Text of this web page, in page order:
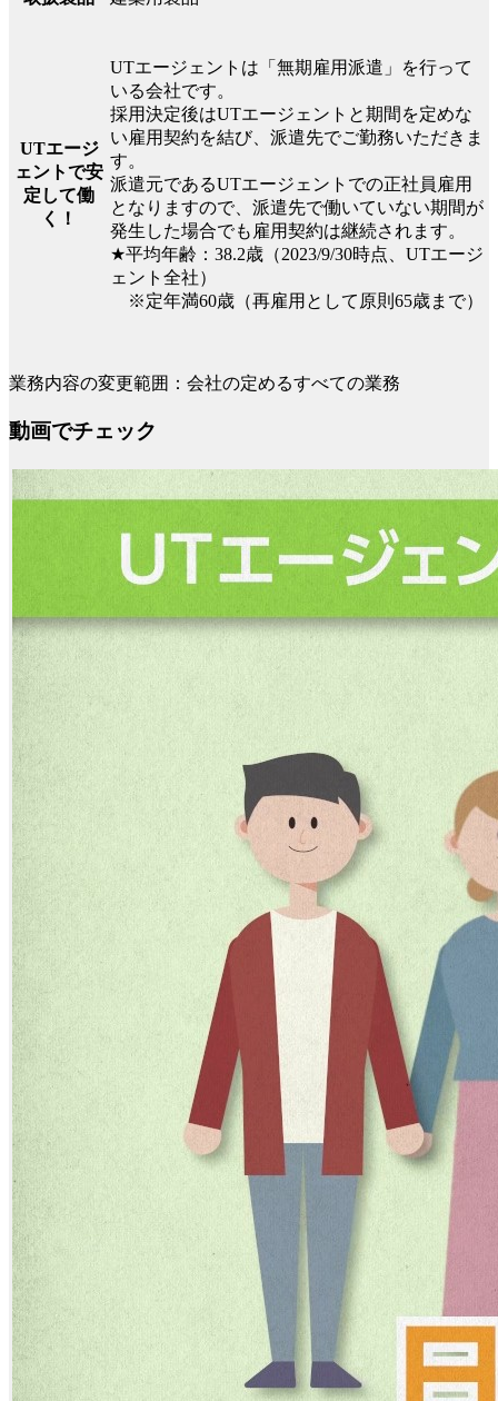
UTエージ
ェントで安
定して働
く！
UTエージェントは「無期雇用派遣」を行って
いる会社です。
採用決定後はUTエージェントと期間を定めな
い雇用契約を結び、派遣先でご勤務いただきま
す。
派遣元であるUTエージェントでの正社員雇用
となりますので、派遣先で働いていない期間が
発生した場合でも雇用契約は継続されます。
★平均年齢：38.2歳（2023/9/30時点、UTエージ
ェント全社）
※定年満60歳（再雇用として原則65歳まで）
業務内容の変更範囲：会社の定めるすべての業務
動画でチェック